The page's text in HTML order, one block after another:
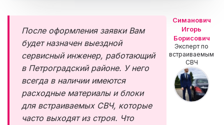
После оформления заявки Вам
будет назначен выездной
сервисный инженер, работающий
в Петроградский районе. У него
всегда в наличии имеются
расходные материалы и блоки
для встраиваемых СВЧ, которые
часто выходят из строя. Что
Симанович
Игорь
Борисович
Эксперт по
встраиваемым
СВЧ